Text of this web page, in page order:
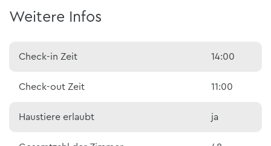
Weitere Infos
Check-in Zeit 14:00
Check-out Zeit 11:00
Haustiere erlaubt ja